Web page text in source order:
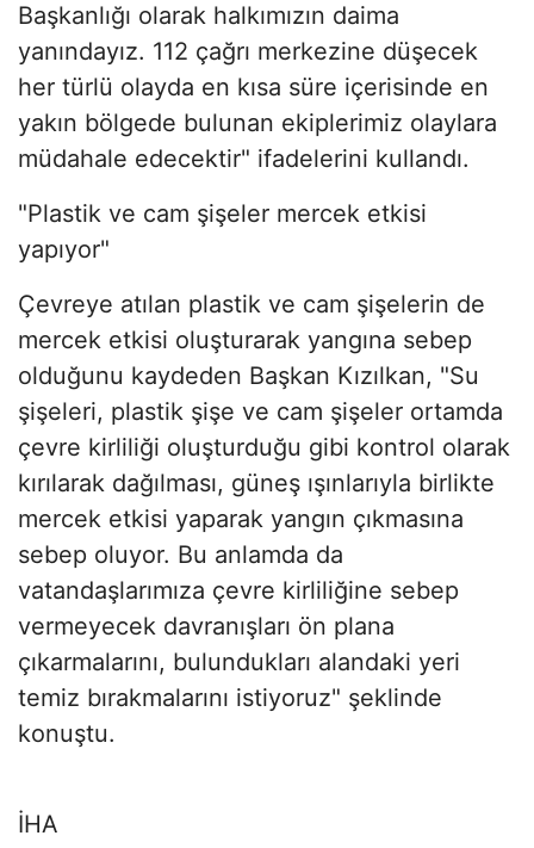
Başkanlığı olarak halkımızın daima
yanındayız. 112 çağrı merkezine düşecek
her türlü olayda en kısa süre içerisinde en
yakın bölgede bulunan ekiplerimiz olaylara
müdahale edecektir" ifadelerini kullandı.
"Plastik ve cam şişeler mercek etkisi
yapıyor"
Çevreye atılan plastik ve cam şişelerin de
mercek etkisi oluşturarak yangına sebep
olduğunu kaydeden Başkan Kızılkan, "Su
şişeleri, plastik şişe ve cam şişeler ortamda
çevre kirliliği oluşturduğu gibi kontrol olarak
kırılarak dağılması, güneş ışınlarıyla birlikte
mercek etkisi yaparak yangın çıkmasına
sebep oluyor. Bu anlamda da
vatandaşlarımıza çevre kirliliğine sebep
vermeyecek davranışları ön plana
çıkarmalarını, bulundukları alandaki yeri
temiz bırakmalarını istiyoruz" şeklinde
konuştu.
İHA